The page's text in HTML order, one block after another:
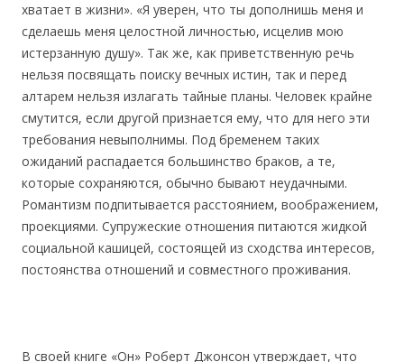
хватает в жизни». «Я уверен, что ты дополнишь меня и
сделаешь меня целостной личностью, исцелив мою
истерзанную душу». Так же, как приветственную речь
нельзя посвящать поиску вечных истин, так и перед
алтарем нельзя излагать тайные планы. Человек крайне
смутится, если другой признается ему, что для него эти
требования невыполнимы. Под бременем таких
ожиданий распадается большинство браков, а те,
которые сохраняются, обычно бывают неудачными.
Романтизм подпитывается расстоянием, воображением,
проекциями. Супружеские отношения питаются жидкой
социальной кашицей, состоящей из сходства интересов,
постоянства отношений и совместного проживания.
В своей книге «Он» Роберт Джонсон утверждает, что